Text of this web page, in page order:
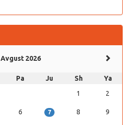
Avgust 2026
Pa Ju Sh
Ya
1
2
6 7 8 9